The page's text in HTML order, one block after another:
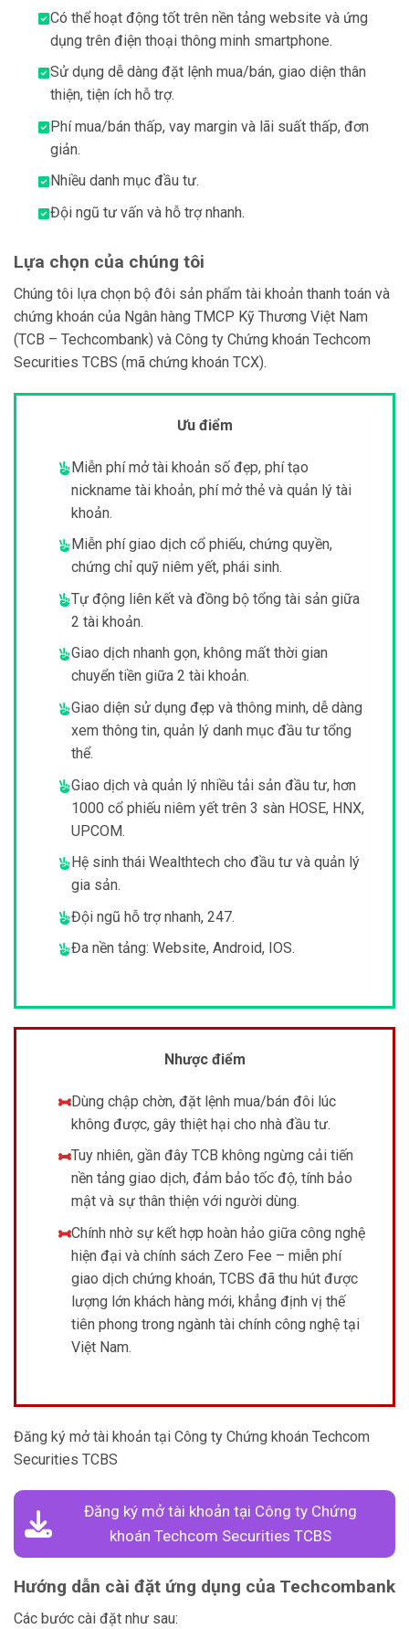
Có thể hoạt động tốt trên nền tảng website và ứng
dụng trên điện thoại thông minh smartphone.
Sử dụng dễ dàng đặt lệnh mua/bán, giao diện thân
thiện, tiện ích hỗ trợ.
Phí mua/bán thấp, vay margin và lãi suất thấp, đơn
giản.
Nhiều danh mục đầu tư.
Đội ngũ tư vấn và hỗ trợ nhanh.
Lựa chọn của chúng tôi
Chúng tôi lựa chọn bộ đôi sản phẩm tài khoản thanh toán và
chứng khoán của Ngân hàng TMCP Kỹ Thương Việt Nam
(TCB – Techcombank) và Công ty Chứng khoán Techcom
Securities TCBS (mã chứng khoán TCX).
Ưu điểm
Miễn phí mở tài khoản số đẹp, phí tạo
nickname tài khoản, phí mở thẻ và quản lý tài
khoản.
Miễn phí giao dịch cổ phiếu, chứng quyền,
chứng chỉ quỹ niêm yết, phái sinh.
Tự động liên kết và đồng bộ tổng tài sản giữa
2 tài khoản.
Giao dịch nhanh gọn, không mất thời gian
chuyển tiền giữa 2 tài khoản.
Giao diện sử dụng đẹp và thông minh, dễ dàng
xem thông tin, quản lý danh mục đầu tư tổng
thể.
Giao dịch và quản lý nhiều tải sản đầu tư, hơn
1000 cổ phiếu niêm yết trên 3 sàn HOSE, HNX,
UPCOM.
Hệ sinh thái Wealthtech cho đầu tư và quản lý
gia sản.
Đội ngũ hỗ trợ nhanh, 247.
Đa nền tảng: Website, Android, IOS.
Nhược điểm
Dùng chập chờn, đặt lệnh mua/bán đôi lúc
không được, gây thiệt hại cho nhà đầu tư.
Tuy nhiên, gần đây TCB không ngừng cải tiến
nền tảng giao dịch, đảm bảo tốc độ, tính bảo
mật và sự thân thiện với người dùng.
Chính nhờ sự kết hợp hoàn hảo giữa công nghệ
hiện đại và chính sách Zero Fee – miễn phí
giao dịch chứng khoán, TCBS đã thu hút được
lượng lớn khách hàng mới, khẳng định vị thế
tiên phong trong ngành tài chính công nghệ tại
Việt Nam.
Đăng ký mở tài khoản tại Công ty Chứng khoán Techcom
Securities TCBS
Đăng ký mở tài khoản tại Công ty Chứng
khoán Techcom Securities TCBS
Hướng dẫn cài đặt ứng dụng của Techcombank
Các bước cài đặt như sau: